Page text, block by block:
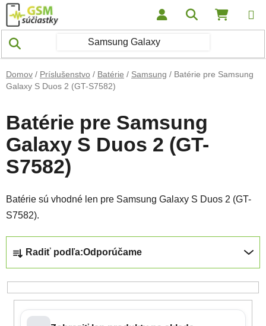
Prejsť na obsah Hľadať
Domov / Príslušenstvo / Batérie / Samsung / Batérie pre Samsung
Galaxy S Duos 2 (GT-S7582)
Batérie pre Samsung
Galaxy S Duos 2 (GT-
S7582)
Batérie sú vhodné len pre Samsung Galaxy S Duos 2 (GT-
S7582).
Radiť podľa:Odporúčame